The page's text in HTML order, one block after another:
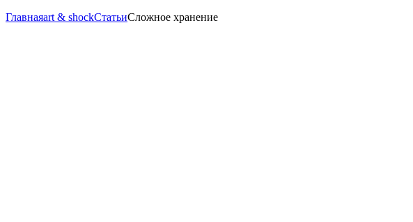
Главнаяart & shockСтатьиСложное хранение